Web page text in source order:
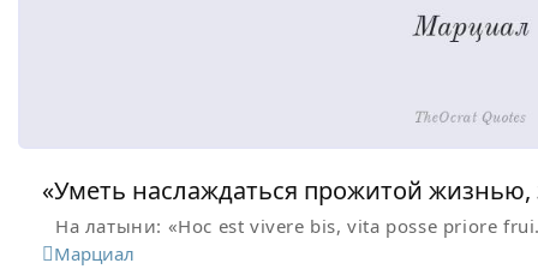
«Уметь наслаждаться прожитой
На латыни: «Hoc est vivere bis, vita posse priore
Марциал